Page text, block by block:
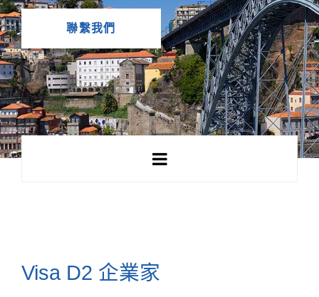
聯繫我們
Visa D2 企業家